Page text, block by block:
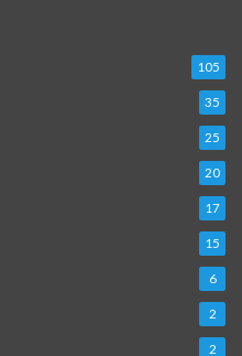
105
35
25
20
17
15
6
2
2